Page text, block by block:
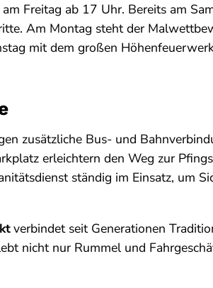
Freitag ab 17 Uhr. Bereits am
Am Montag steht der
mit dem großen
zusätzliche Bus- und
erleichtern den Weg zur
ständig im Einsatz, um
verbindet seit Generationen
nicht nur Rummel und